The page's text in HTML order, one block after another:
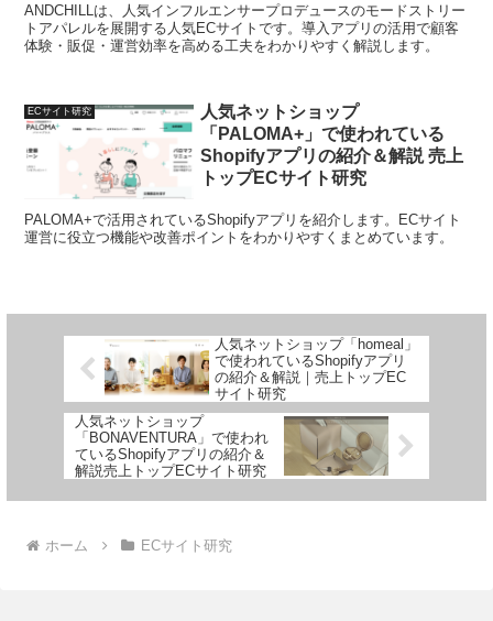
ANDCHILLは、人気インフルエンサープロデュースのモードストリー
トアパレルを展開する人気ECサイトです。導入アプリの活用で顧客
体験・販促・運営効率を高める工夫をわかりやすく解説します。
ECサイト研究
人気ネットショップ
「PALOMA+」で使われている
Shopifyアプリの紹介＆解説 売上
トップECサイト研究
PALOMA+で活用されているShopifyアプリを紹介します。ECサイト
運営に役立つ機能や改善ポイントをわかりやすくまとめています。
人気ネットショップ「homeal」
で使われているShopifyアプリ
の紹介＆解説｜売上トップEC
サイト研究
人気ネットショップ
「BONAVENTURA」で使われ
ているShopifyアプリの紹介＆
解説売上トップECサイト研究
ホーム ECサイト研究